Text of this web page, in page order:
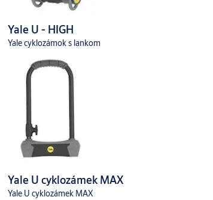
Yale U - HIGH
Yale cyklozámok s lankom
Yale U cyklozámek MAX
Yale U cyklozámek MAX